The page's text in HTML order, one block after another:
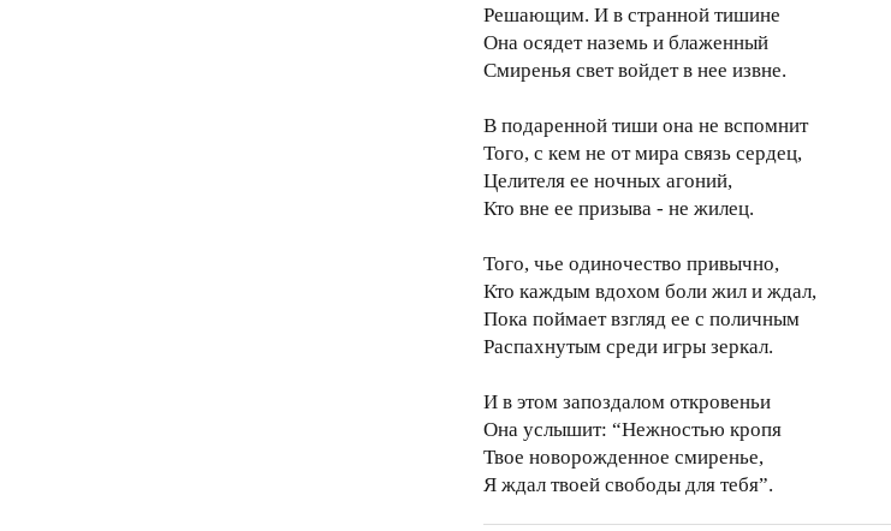
Решающим. И в странной тишине
Она осядет наземь и блаженный
Смиренья свет войдет в нее извне.
В подаренной тиши она не вспомнит
Того, с кем не от мира связь сердец,
Целителя ее ночных агоний,
Кто вне ее призыва - не жилец.
Того, чье одиночество привычно,
Кто каждым вдохом боли жил и ждал,
Пока поймает взгляд ее с поличным
Распахнутым среди игры зеркал.
И в этом запоздалом откровеньи
Она услышит: “Нежностью кропя
Твое новорожденное смиренье,
Я ждал твоей свободы для тебя”.